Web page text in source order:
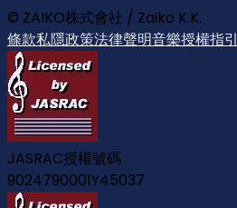
© ZAIKO株式會社 / Zaiko K.K.
條款私隱政策法律聲明音樂授權指引
JASRAC授權號碼
9024790001Y45037